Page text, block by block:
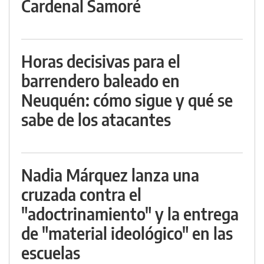
Cardenal Samoré
Horas decisivas para el
barrendero baleado en
Neuquén: cómo sigue y qué se
sabe de los atacantes
Nadia Márquez lanza una
cruzada contra el
"adoctrinamiento" y la entrega
de "material ideológico" en las
escuelas